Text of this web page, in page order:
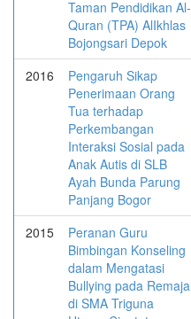
Taman Pendidikan Al-
Quran (TPA) Al­Ikhlas
Bojongsari Depok
2016
Pengaruh Sikap
Penerimaan Orang
Tua terhadap
Perkembangan
Interaksi Sosial pada
Anak Autis di SLB
Ayah Bunda Parung
Panjang Bogor
2015
Peranan Guru
Bimbingan Konseling
dalam Mengatasi
Bullying pada Remaja
di SMA Triguna